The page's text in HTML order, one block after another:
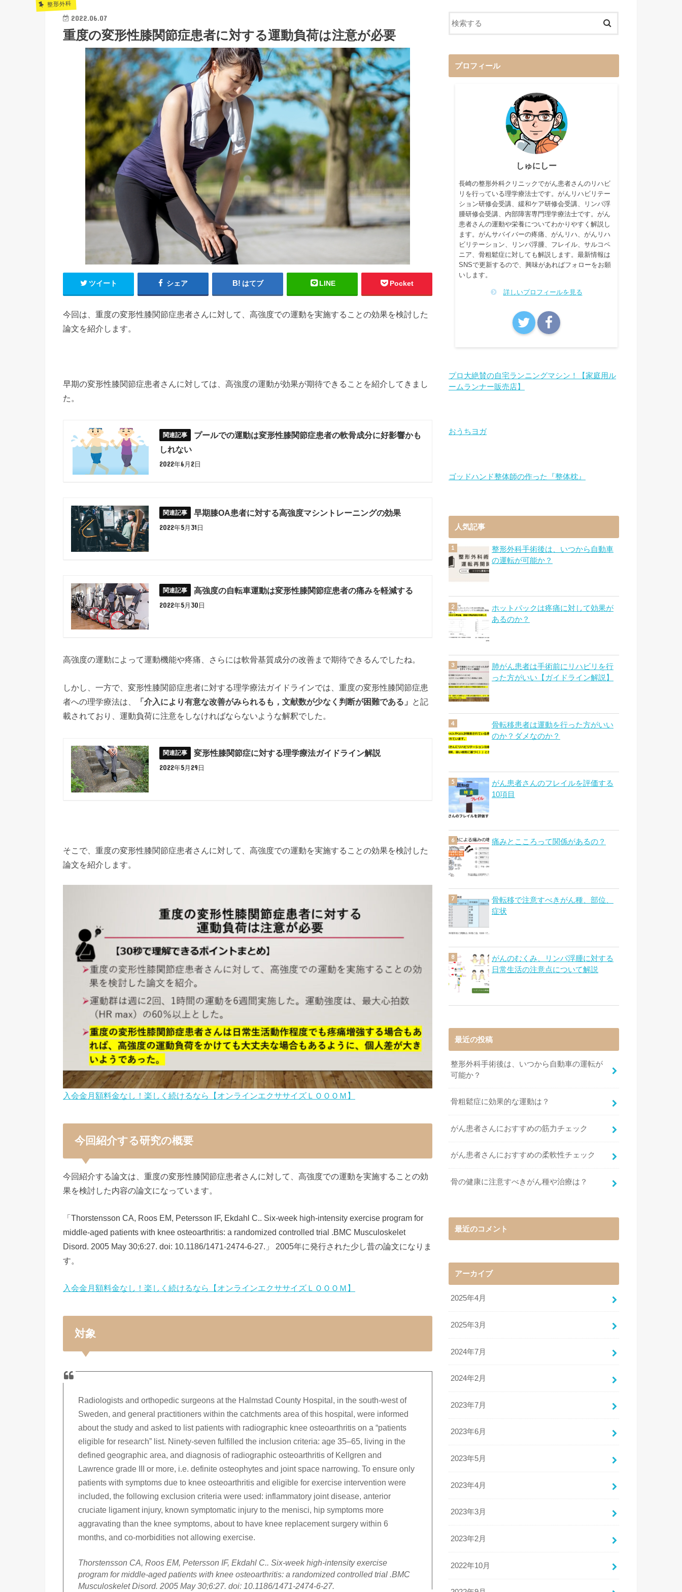
整形外科
2022.06.07
重度の変形性膝関節症患者に対する運動負荷は注意が必要
ツイート シェア はてブ LINE Pocket
今回は、重度の変形性膝関節症患者さんに対して、高強度での運動を実施することの効果を検討した
論文を紹介します。
早期の変形性膝関節症患者さんに対しては、高強度の運動が効果が期待できることを紹介してきまし
た。
プールでの運動は変形性膝関節症患者の軟骨成分に好影響かも
しれない
2022年6月2日
早期膝OA患者に対する高強度マシントレーニングの効果
2022年5月31日
高強度の自転車運動は変形性膝関節症患者の痛みを軽減する
2022年5月30日
高強度の運動によって運動機能や疼痛、さらには軟骨基質成分の改善まで期待できるんでしたね。
しかし、一方で、変形性膝関節症患者に対する理学療法ガイドラインでは、重度の変形性膝関節症患
者への理学療法は、
「介入により有意な改善がみられるも，文献数が少なく判断が困難である」
と記
載されており、運動負荷に注意をしなければならないような解釈でした。
変形性膝関節症に対する理学療法ガイドライン解説
2022年5月29日
そこで、重度の変形性膝関節症患者さんに対して、高強度での運動を実施することの効果を検討した
論文を紹介します。
入会金月額料金なし！楽しく続けるなら【オンラインエクササイズＬＯＯＯＭ】
今回紹介する研究の概要
今回紹介する論文は、重度の変形性膝関節症患者さんに対して、高強度での運動を実施することの効
果を検討した内容の論文になっています。
「Thorstensson CA, Roos EM, Petersson IF, Ekdahl C.. Six-week high-intensity exercise program for
middle-aged patients with knee osteoarthritis: a randomized controlled trial .BMC Musculoskelet
Disord. 2005 May 30;6:27. doi: 10.1186/1471-2474-6-27.」 2005年に発行された少し昔の論文になりま
す。
入会金月額料金なし！楽しく続けるなら【オンラインエクササイズＬＯＯＯＭ】
対象
Radiologists and orthopedic surgeons at the Halmstad County Hospital, in the south-west of
Sweden, and general practitioners within the catchments area of this hospital, were informed
about the study and asked to list patients with radiographic knee osteoarthritis on a “patients
eligible for research” list. Ninety-seven fulfilled the inclusion criteria: age 35–65, living in the
defined geographic area, and diagnosis of radiographic osteoarthritis of Kellgren and
Lawrence grade III or more, i.e. definite osteophytes and joint space narrowing. To ensure only
patients with symptoms due to knee osteoarthritis and eligible for exercise intervention were
included, the following exclusion criteria were used: inflammatory joint disease, anterior
cruciate ligament injury, known symptomatic injury to the menisci, hip symptoms more
aggravating than the knee symptoms, about to have knee replacement surgery within 6
months, and co-morbidities not allowing exercise.
Thorstensson CA, Roos EM, Petersson IF, Ekdahl C.. Six-week high-intensity exercise
program for middle-aged patients with knee osteoarthritis: a randomized controlled trial .BMC
Musculoskelet Disord. 2005 May 30;6:27. doi: 10.1186/1471-2474-6-27.
プロフィール
しゅにしー
長崎の整形外科クリニックでがん患者さんのリハビ
リを行っている理学療法士です。がんリハビリテー
ション研修会受講、緩和ケア研修会受講、リンパ浮
腫研修会受講、内部障害専門理学療法士です。がん
患者さんの運動や栄養についてわかりやすく解説し
ます。がんサバイバーの疼痛、がんリハ、がんリハ
ビリテーション、リンパ浮腫、フレイル、サルコペ
ニア、骨粗鬆症に対しても解説します。最新情報は
SNSで更新するので、興味があればフォローをお願
いします。
詳しいプロフィールを見る
プロ大絶賛の自宅ランニングマシン！【家庭用ル
ームランナー販売店】
おうちヨガ
ゴッドハンド整体師の作った『整体枕』
人気記事
整形外科手術後は、いつから自動車
の運転が可能か？
ホットパックは疼痛に対して効果が
あるのか？
肺がん患者は手術前にリハビリを行
った方がいい【ガイドライン解説】
骨転移患者は運動を行った方がいい
のか？ダメなのか？
がん患者さんのフレイルを評価する
10項目
痛みとこころって関係があるの？
骨転移で注意すべきがん種、部位、
症状
がんのむくみ、リンパ浮腫に対する
日常生活の注意点について解説
最近の投稿
整形外科手術後は、いつから自動車の運転が
可能か？
骨粗鬆症に効果的な運動は？
がん患者さんにおすすめの筋力チェック
がん患者さんにおすすめの柔軟性チェック
骨の健康に注意すべきがん種や治療は？
最近のコメント
アーカイブ
2025年4月
2025年3月
2024年7月
2024年2月
2023年7月
2023年6月
2023年5月
2023年4月
2023年3月
2023年2月
2022年10月